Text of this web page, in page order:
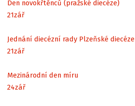
Den novokřtěnců (pražské diecéze)
21zář
Jednání diecézní rady Plzeňské diecéze
21zář
Mezinárodní den míru
24zář